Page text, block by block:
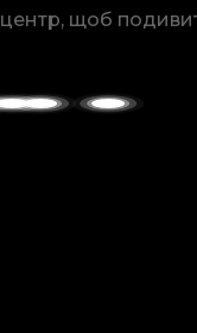
центр, щоб